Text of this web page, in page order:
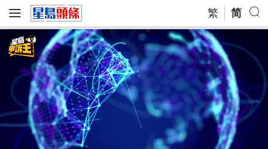
繁 简